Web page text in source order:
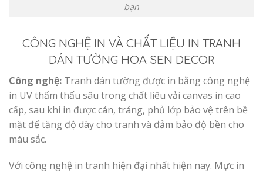
bạn
CÔNG NGHỆ IN VÀ CHẤT LIỆU IN TRANH
DÁN TƯỜNG HOA SEN DECOR
Công nghệ: Tranh dán tường được in bằng công nghệ
in UV thẩm thấu sâu trong chất liêu vải canvas in cao
cấp, sau khi in được cán, tráng, phủ lớp bảo vệ trên bề
mặt để tăng độ dày cho tranh và đảm bảo độ bền cho
màu sắc.
Với công nghệ in tranh hiện đại nhất hiện nay. Mực in